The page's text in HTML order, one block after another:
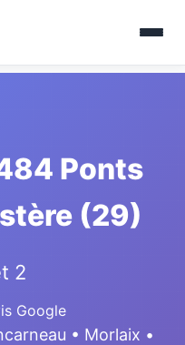
Ponts
(29)
2
Google
• Morlaix •